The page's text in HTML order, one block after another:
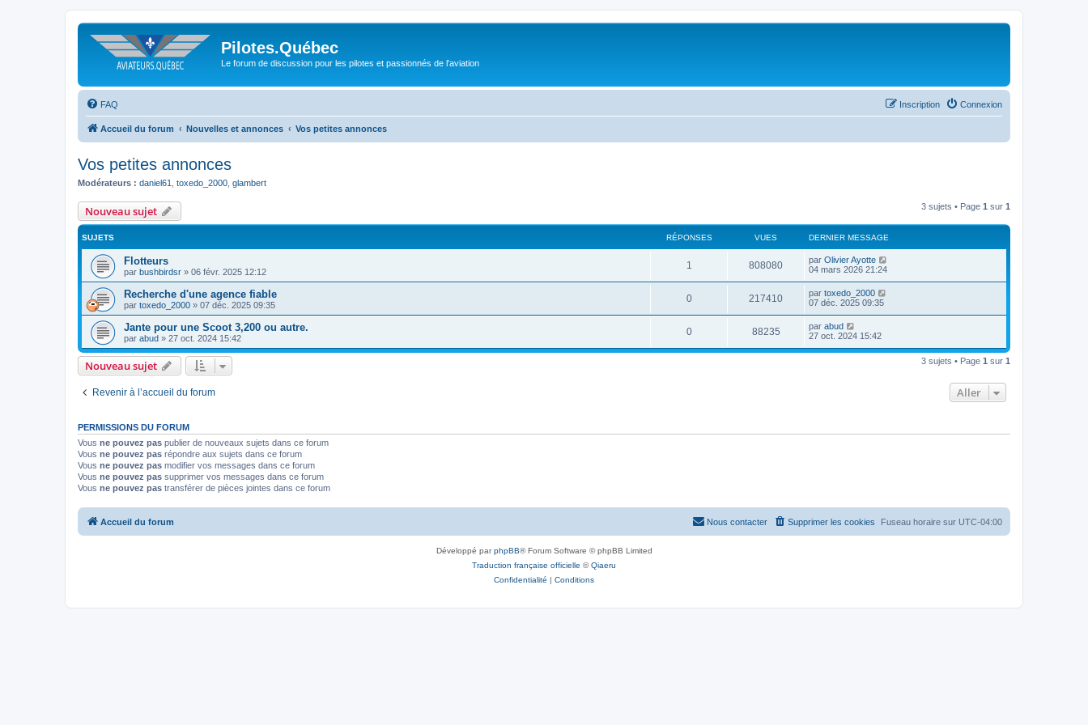
Pilotes.Québec
Le forum de discussion pour les pilotes et passionnés de l'aviation
FAQ Connexion
Inscription
Accueil du forum Nouvelles et annonces Vos petites annonces
Vos petites annonces
Modérateurs : daniel61 toxedo_2000 glambert
Nouveau sujet 3 sujets • Page 1 sur 1
SUJETS RÉPONSES VUES DERNIER MESSAGE
Flotteurs
par bushbirdsr » 06 févr. 2025 12:12
1 808080 par Olivier Ayotte
04 mars 2026 21:24
Recherche d'une agence fiable
par toxedo_2000 » 07 déc. 2025 09:35
0 217410 par toxedo_2000
07 déc. 2025 09:35
Jante pour une Scoot 3,200 ou autre.
par abud » 27 oct. 2024 15:42
0 88235 par abud
27 oct. 2024 15:42
Nouveau sujet 3 sujets • Page 1 sur 1
Revenir à l’accueil du forum Aller
PERMISSIONS DU FORUM
Vous ne pouvez pas publier de nouveaux sujets dans ce forum
Vous ne pouvez pas répondre aux sujets dans ce forum
Vous ne pouvez pas modifier vos messages dans ce forum
Vous ne pouvez pas supprimer vos messages dans ce forum
Vous ne pouvez pas transférer de pièces jointes dans ce forum
Accueil du forum Fuseau horaire sur UTC-04:00
Supprimer les cookies
Nous contacter
Développé parphpBB® Forum Software © phpBB Limited
Traduction française officielle ©Qiaeru
Confidentialité | Conditions